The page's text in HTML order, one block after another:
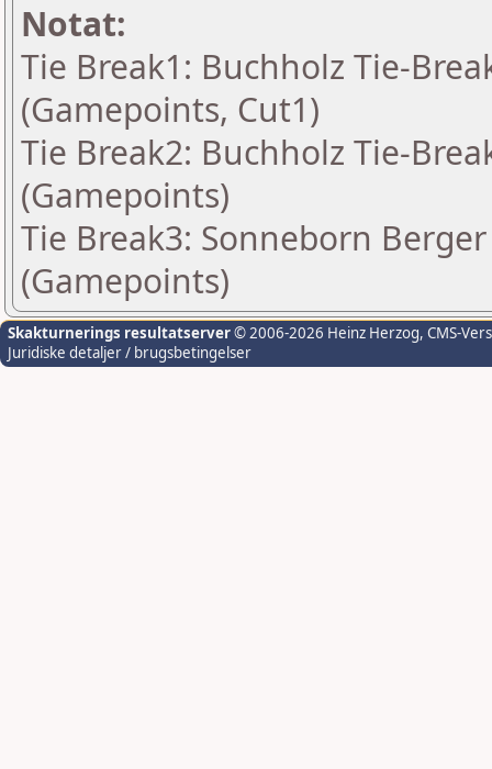
Notat:
Tie Break1: Buchholz Tie-
(Gamepoints, Cut1)
Tie Break2: Buchholz Tie-
(Gamepoints)
Tie Break3: Sonneborn
(Gamepoints)
Skakturnerings resultatserver© 2006-2026 Heinz Herzog, CMS-
Juridiske detaljer / brugsbetingelser